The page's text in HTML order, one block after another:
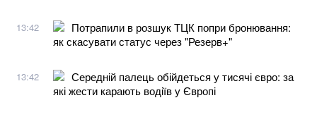
13:42
Потрапили в розшук ТЦК попри бронювання:
як скасувати статус через "Резерв+"
13:42
Середній палець обійдеться у тисячі євро: за
які жести карають водіїв у Європі